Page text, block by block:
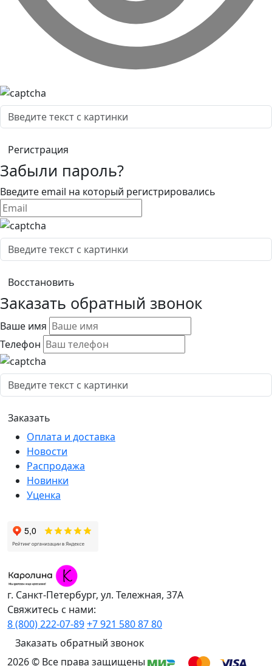
Забыли пароль?
Введите email на который регистрировались
Заказать обратный звонок
Ваше имя
Телефон
Оплата и доставка
Новости
Распродажа
Новинки
Уценка
г. Санкт-Петербург, ул. Тележная, 37А
Свяжитесь с нами:
8 (800) 222-07-89+7 921 580 87 80
Заказать обратный звонок
2026 © Все права защищены